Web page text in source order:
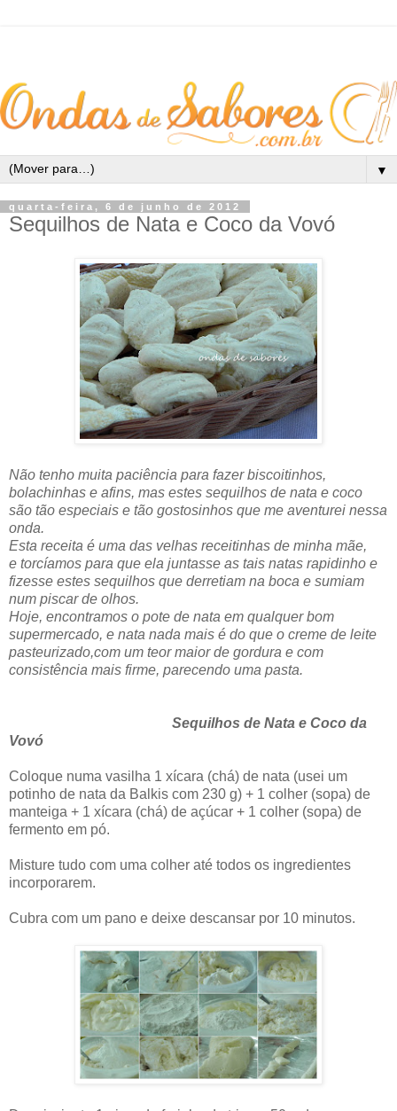
▼
quarta-feira, 6 de junho de 2012
Sequilhos de Nata e Coco da Vovó
Não tenho muita paciência para fazer biscoitinhos,
bolachinhas e afins, mas estes sequilhos de nata e coco
são tão especiais e tão gostosinhos que me aventurei nessa
onda.
Esta receita é uma das velhas receitinhas de minha mãe,
e torcíamos para que ela juntasse as tais natas rapidinho e
fizesse estes sequilhos que derretiam na boca e sumiam
num piscar de olhos.
Hoje, encontramos o pote de nata em qualquer bom
supermercado, e nata nada mais é do que o creme de leite
pasteurizado,com um teor maior de gordura e com
consistência mais firme, parecendo uma pasta.
Sequilhos de Nata e Coco da
Vovó
Coloque numa vasilha 1 xícara (chá) de nata (usei um
potinho de nata da Balkis com 230 g) + 1 colher (sopa) de
manteiga + 1 xícara (chá) de açúcar + 1 colher (sopa) de
fermento em pó.
Misture tudo com uma colher até todos os ingredientes
incorporarem.
Cubra com um pano e deixe descansar por 10 minutos.